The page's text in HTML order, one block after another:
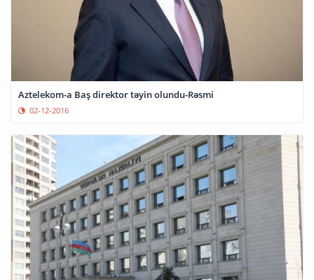
Aztelekom-a Baş direktor təyin olundu-Rəsmi
02-12-2016